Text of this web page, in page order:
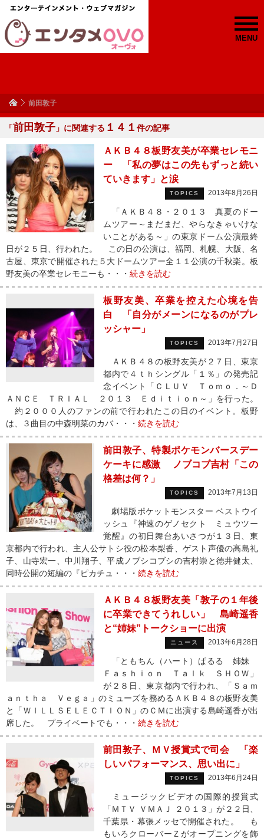
MENU
前田敦子
「前田敦子 」に関連する １４１ 件の記事
ＡＫＢ４８板野友美が卒業セレモニ
ー 「私の夢はこの先もずっと続い
ていきます」と涙
TOPICS 2013年8月26日
「ＡＫＢ４８・２０１３ 真夏のドー
ムツアー～まだまだ、やらなきゃいけな
いことがある～」の東京ドーム公演最終
日が２５日、行われた。 この日の公演は、福岡、札幌、大阪、名
古屋、東京で開催された５大ドームツアー全１１公演の千秋楽。板
野友美の卒業セレモニーも・・・ 続きを読む
板野友美、卒業を控えた心境を告
白 「自分がメーンになるのがプレ
ッシャー」
TOPICS 2013年7月27日
ＡＫＢ４８の板野友美が２７日、東京
都内で４ｔｈシングル「１％」の発売記
念イベント「ＣＬＵＶ Ｔｏｍｏ．～Ｄ
ＡＮＣＥ ＴＲＩＡＬ ２０１３ Ｅｄｉｔｉｏｎ～」を行った。
約２０００人のファンの前で行われたこの日のイベント。板野
は、３曲目の中森明菜のカバ・・・ 続きを読む
前田敦子、特製ポケモンバースデー
ケーキに感激 ノブコブ吉村「この
格差は何？」
TOPICS 2013年7月13日
劇場版ポケットモンスター ベストウイ
ッシュ『神速のゲノセクト ミュウツー
覚醒』の初日舞台あいさつが１３日、東
京都内で行われ、主人公サトシ役の松本梨香、ゲスト声優の高島礼
子、山寺宏一、中川翔子、平成ノブシコブシの吉村崇と徳井健太、
同時公開の短編の『ピカチュ・・・ 続きを読む
ＡＫＢ４８板野友美「敦子の１年後
に卒業できてうれしい」 島崎遥香
と“姉妹”トークショーに出演
ニュース 2013年6月28日
「ともちん（ハート）ぱるる 姉妹
Ｆａｓｈｉｏｎ Ｔａｌｋ ＳＨＯＷ」
が２８日、東京都内で行われ、「Ｓａｍ
ａｎｔｈａ Ｖｅｇａ」のミューズを務めるＡＫＢ４８の板野友美
と「ＷＩＬＬＳＥＬＥＣＴＩＯＮ」のＣＭに出演する島崎遥香が出
席した。 プライベートでも・・・ 続きを読む
前田敦子、ＭＶ授賞式で司会 「楽
しいパフォーマンス、思い出に」
TOPICS 2013年6月24日
ミュージックビデオの国際的授賞式
「ＭＴＶ ＶＭＡＪ ２０１３」が２２日、
千葉県・幕張メッセで開催された。 も
もいろクローバーＺがオープニングを飾